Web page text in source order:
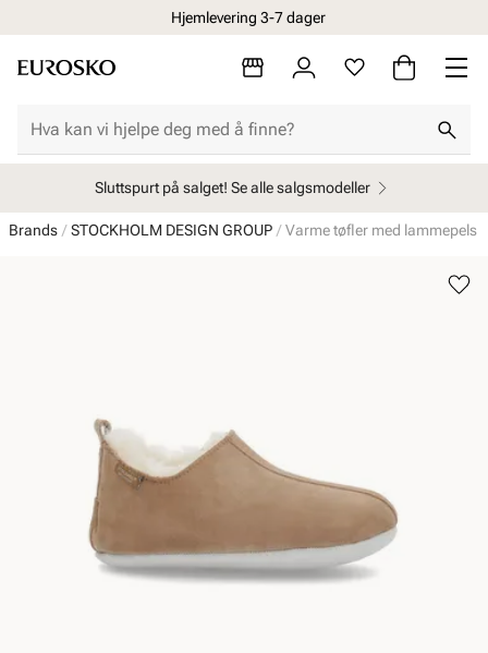
Hjemlevering 3-7 dager
Sluttspurt på salget! Se alle salgsmodeller
Brands STOCKHOLM DESIGN GROUP Varme tøfler med lammepels